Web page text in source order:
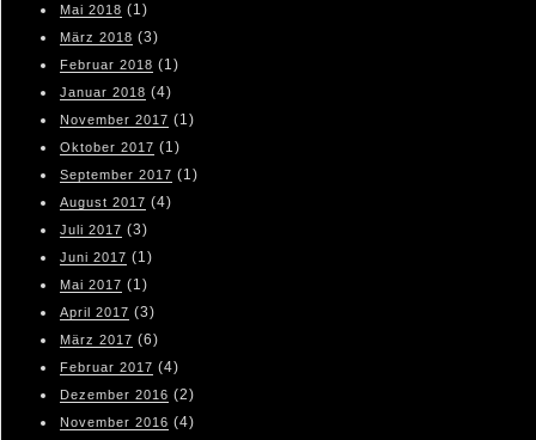
Mai 2018 (1)
März 2018 (3)
Februar 2018 (1)
Januar 2018 (4)
November 2017 (1)
Oktober 2017 (1)
September 2017 (1)
August 2017 (4)
Juli 2017 (3)
Juni 2017 (1)
Mai 2017 (1)
April 2017 (3)
März 2017 (6)
Februar 2017 (4)
Dezember 2016 (2)
November 2016 (4)